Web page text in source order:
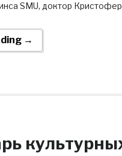
SMU, доктор
→